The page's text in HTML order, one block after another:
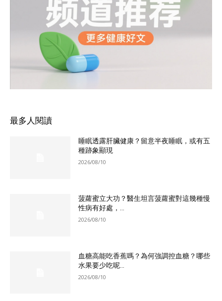
最多人閱讀
睡眠透露肝臟健康？留意半夜睡眠，或有五
種跡象顯現
2026/08/10
菠蘿蜜立大功？醫生坦言菠蘿蜜對這幾種慢
性病有好處，...
2026/08/10
血糖高能吃香蕉嗎？為何強調控血糖？哪些
水果要少吃呢...
2026/08/10